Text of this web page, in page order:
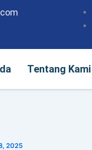
Tentang Kami
Tentang
2025